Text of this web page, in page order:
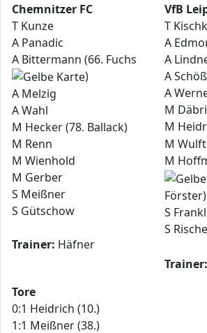
Chemnitzer FC
T Kunze
A Panadic
A Bittermann (66. Fuchs
)
A Melzig
A Wahl
M Hecker (78. Ballack)
M Renn
M Wienhold
M Gerber
S Meißner
S Gütschow
Trainer: Häfner
VfB
T
A
A
A
A
M
M
M
M
Förster)
S
S Rische
Trainer:
Tore
0:1 Heidrich (10.)
1:1 Meißner (38.)